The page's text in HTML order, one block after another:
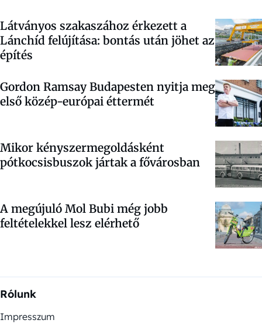
Látványos szakaszához érkezett a
Lánchíd felújítása: bontás után jöhet az
építés
Gordon Ramsay Budapesten nyitja meg
első közép-európai éttermét
Mikor kényszermegoldásként
pótkocsisbuszok jártak a fővárosban
A megújuló Mol Bubi még jobb
feltételekkel lesz elérhető
Rólunk
Impresszum